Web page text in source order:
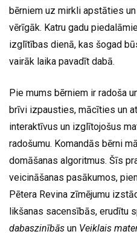
bērniem uz mirkli apstāties
vērīgāk. Katru gadu
izglītības dienā, kas šogad
vairāk laika pavadīt dabā.
Pie mums bērniem ir radoša
brīvi izpausties, mācīties un
interaktīvus un izglītojošus
radošumu. Komandās bērni
domāšanas algoritmus. Šīs
veicināšanas pasākumos,
Pētera Revina zīmējumu
likšanas sacensībās, erudītu
dabaszinībās un Veiklais